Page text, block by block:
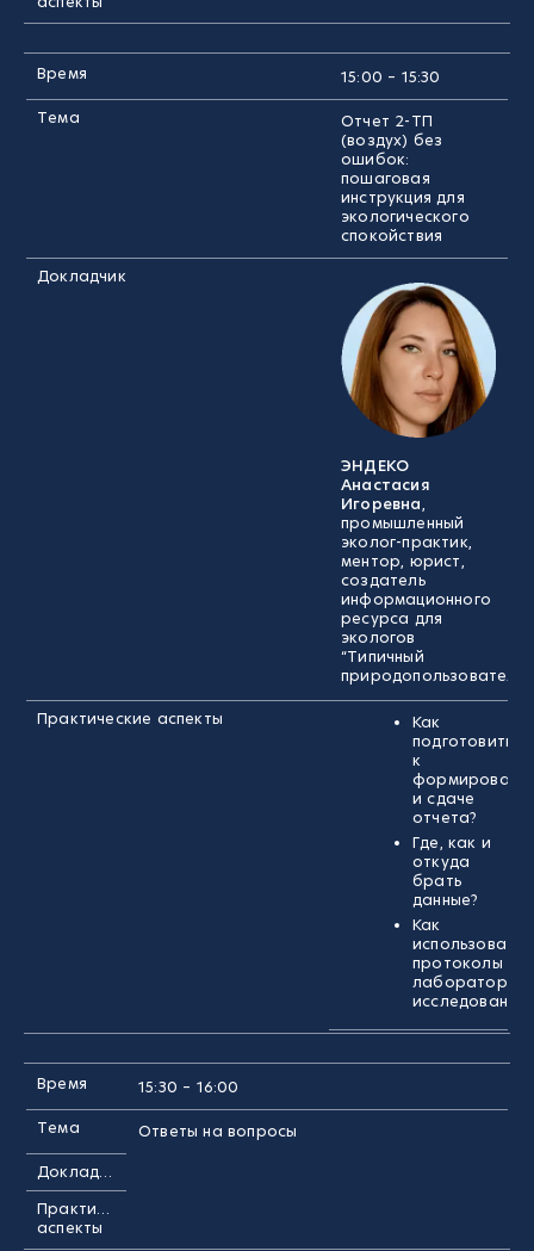
Время
15:00 – 15:30
Тема
Отчет 2-ТП
(воздух) без
ошибок:
пошаговая
инструкция для
экологического
спокойствия
Докладчик
ЭНДЕКО
Анастасия
Игоревна,
промышленный
эколог-практик,
ментор, юрист,
создатель
информационного
ресурса для
экологов
“Типичный
природопользователь”
Практические аспекты
Как
подготовиться
к
и сдаче
отчета?
Где, как и
откуда
брать
данные?
Как
использовать
протоколы
исследований?
Время
15:30 – 16:00
Тема
Ответы на вопросы
Докладчик
Практические
аспекты